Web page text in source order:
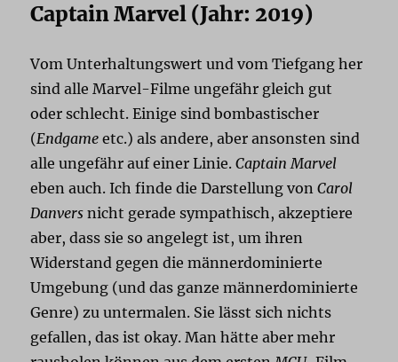
Captain Marvel (Jahr: 2019)
Vom Unterhaltungswert und vom Tiefgang her
sind alle Marvel-Filme ungefähr gleich gut
oder schlecht. Einige sind bombastischer
(Endgame etc.) als andere, aber ansonsten sind
alle ungefähr auf einer Linie.Captain Marvel
eben auch. Ich finde die Darstellung vonCarol
Danvers nicht gerade sympathisch, akzeptiere
aber, dass sie so angelegt ist, um ihren
Widerstand gegen die männerdominierte
Umgebung (und das ganze männerdominierte
Genre) zu untermalen. Sie lässt sich nichts
gefallen, das ist okay. Man hätte aber mehr